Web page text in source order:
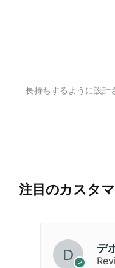
長持ちするように設計
注目のカスタ
デ